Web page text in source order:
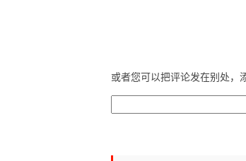
或者您可以把评论发在别处，